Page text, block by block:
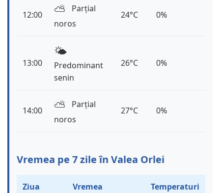
12:00 ⛅️
Parțial
noros
24°C 0%
13:00
🌤️
Predominant
senin
26°C 0%
14:00 ⛅️
Parțial
noros
27°C 0%
Vremea pe 7 zile în Valea Orlei
Ziua Vremea Temperaturi